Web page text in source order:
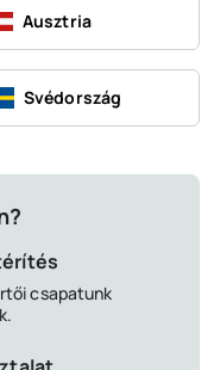
Ausztria
Svédország
csapatunk